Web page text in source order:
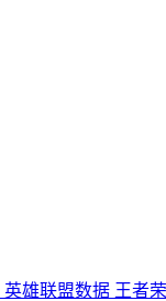
英雄联盟数据 王者